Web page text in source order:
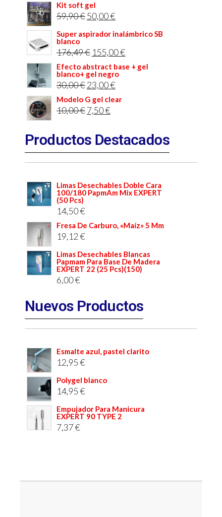
Kit soft gel
59,90€50,00€
Super aspirador inalámbrico SB
blanco
176,49€ 155,00€
Efecto abstract base + gel
blanco+ gel negro
30,00€23,00€
Modelo G gel clear
10,00€7,50€
Productos Destacados
Limas Desechables Doble Cara
100/180 PapmAm Mix EXPERT
(50 Pcs)
14,50€
Fresa De Carburo, «Maíz» 5 Mm
19,12€
Limas Desechables Blancas
Papmam Para Base De Madera
EXPERT 22 (25 Pcs)(150)
6,00€
Nuevos Productos
Esmalte azul, pastel clarito
12,95€
Polygel blanco
14,95€
Empujador Para Manicura
EXPERT 90 TYPE 2
7,37€